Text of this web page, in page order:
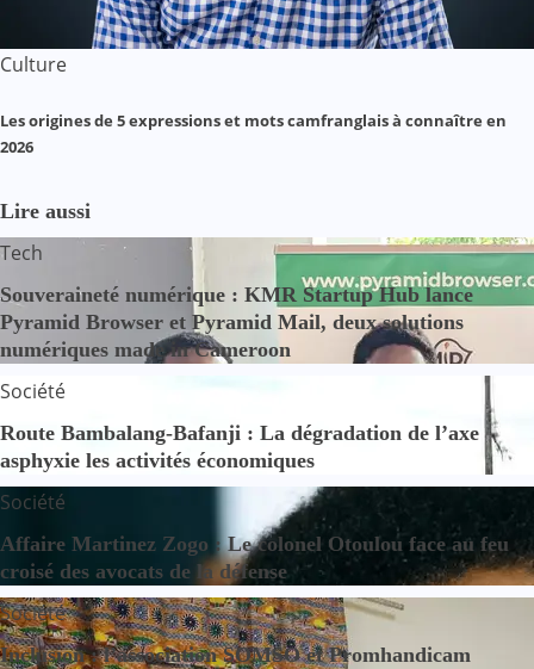
Culture
Les origines de 5 expressions et mots camfranglais à connaître en
2026
Lire aussi
Tech
Souveraineté numérique : KMR Startup Hub lance
Pyramid Browser et Pyramid Mail, deux solutions
numériques made in Cameroon
Société
Route Bambalang-Bafanji : La dégradation de l’axe
asphyxie les activités économiques
Société
Affaire Martinez Zogo : Le colonel Otoulou face au feu
croisé des avocats de la défense
Société
Inclusion : l’association SOMSO et Promhandicam